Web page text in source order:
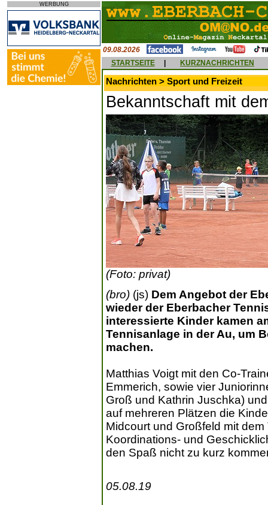
WERBUNG
09.08.2026
STARTSEITE
KURZNACHRICHTEN
Nachrichten > Sport und Freizeit
Bekanntschaft mit
(Foto: privat)
(bro) (js) Dem Angebot der
wieder der Eberbacher
interessierte Kinder kamen
Tennisanlage in der Au, um
machen.
Matthias Voigt mit den Co-
Emmerich, sowie vier
Groß und Kathrin Juschka)
auf mehreren Plätzen die
Midcourt und Großfeld mit
Koordinations- und
den Spaß nicht zu kurz
05.08.19